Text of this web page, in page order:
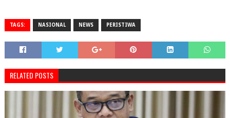
TAGS: NASIONAL NEWS PERISTIWA
RELATED POSTS